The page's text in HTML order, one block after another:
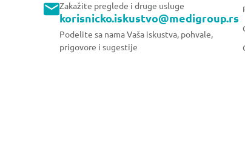
Zakažite preglede i druge usluge
korisnicko.iskustvo@medigroup.rs
Podelite sa nama Vaša iskustva, pohvale,
prigovore i sugestije